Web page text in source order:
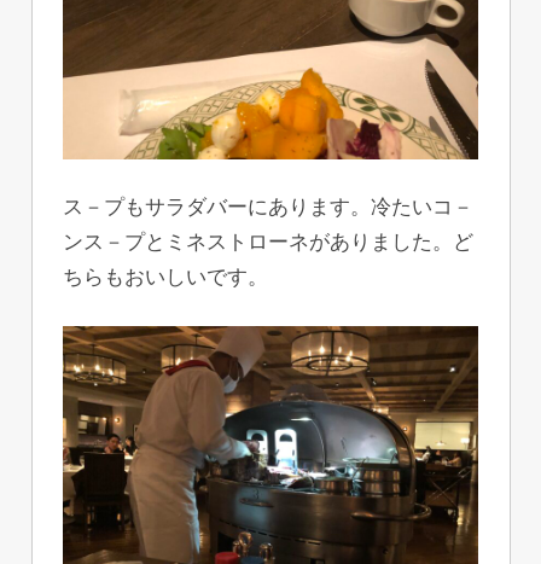
ス－プもサラダバーにあります。冷たいコ－
ンス－プとミネストローネがありました。ど
ちらもおいしいです。